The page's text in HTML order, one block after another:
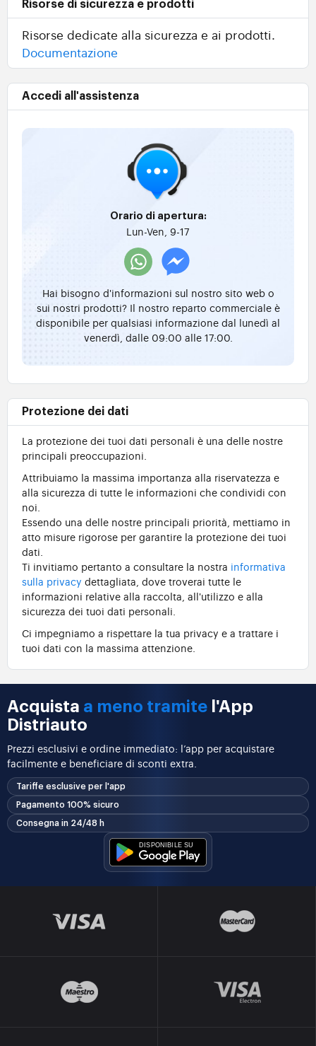
Risorse di sicurezza e prodotti
Risorse dedicate alla sicurezza e ai prodotti.
Documentazione
Accedi all'assistenza
Orario di apertura:
Lun-Ven, 9-17
Hai bisogno d'informazioni sul nostro sito web o
sui nostri prodotti? Il nostro reparto commerciale è
disponibile per qualsiasi informazione dal lunedì al
venerdì, dalle 09:00 alle 17:00.
Protezione dei dati
La protezione dei tuoi dati personali è una delle nostre
principali preoccupazioni.
Attribuiamo la massima importanza alla riservatezza e
alla sicurezza di tutte le informazioni che condividi con
noi.
Essendo una delle nostre principali priorità, mettiamo in
atto misure rigorose per garantire la protezione dei tuoi
dati.
Ti invitiamo pertanto a consultare la nostra informativa
sulla privacy dettagliata, dove troverai tutte le
informazioni relative alla raccolta, all'utilizzo e alla
sicurezza dei tuoi dati personali.
Ci impegniamo a rispettare la tua privacy e a trattare i
tuoi dati con la massima attenzione.
Acquista a meno tramite l'App
Distriauto
Prezzi esclusivi e ordine immediato: l’app per acquistare
facilmente e beneficiare di sconti extra.
Tariffe esclusive per l'app
Pagamento 100% sicuro
Consegna in 24/48 h